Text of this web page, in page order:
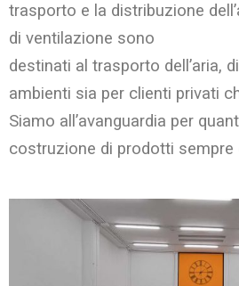
trasporto e la distribuzione
di ventilazione sono
destinati al trasporto dell’aria,
ambienti sia per clienti privati
Siamo all’avanguardia per
costruzione di prodotti sempre